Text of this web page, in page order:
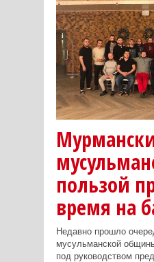
пользой
время на
Недавно прошло
мусульманской
под руководством